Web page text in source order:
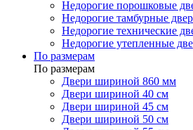
Недорогие порошковые
Недорогие тамбурные
Недорогие технические
Недорогие утепленные
По размерам
По размерам
Двери шириной 860 мм
Двери шириной 40 см
Двери шириной 45 см
Двери шириной 50 см